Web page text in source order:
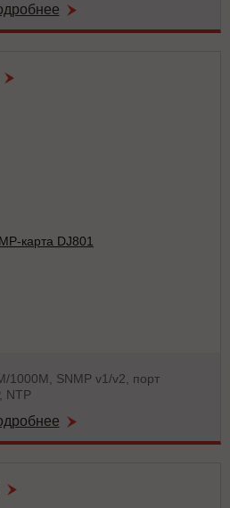
SNMP v1/v2, порт
NTP